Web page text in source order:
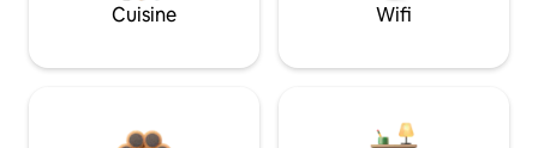
Cuisine Wifi